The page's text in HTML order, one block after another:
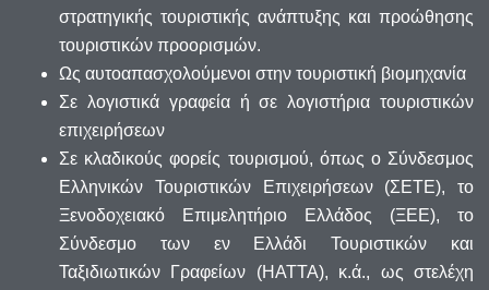
στρατηγικής τουριστικής ανάπτυξης και προώθησης
τουριστικών προορισμών.
Ως αυτοαπασχολούμενοι στην τουριστική βιομηχανία
Σε λογιστικά γραφεία ή σε λογιστήρια τουριστικών
επιχειρήσεων
Σε κλαδικούς φορείς τουρισμού, όπως ο Σύνδεσμος
Ελληνικών Τουριστικών Επιχειρήσεων (ΣΕΤΕ), το
Ξενοδοχειακό Επιμελητήριο Ελλάδος (ΞΕΕ), το
Σύνδεσμο των εν Ελλάδι Τουριστικών και
Ταξιδιωτικών Γραφείων (ΗΑΤΤΑ), κ.ά., ως στελέχη